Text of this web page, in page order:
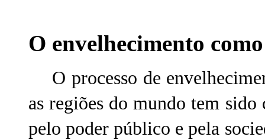
O envelhecimento
O processo de
as regiões do mundo tem
pelo poder público e pela